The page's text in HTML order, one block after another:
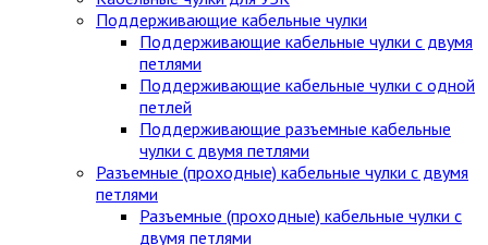
Поддерживающие кабельные чулки
Поддерживающие кабельные чулки с двумя
петлями
Поддерживающие кабельные чулки с одной
петлей
Поддерживающие разъемные кабельные
чулки с двумя петлями
Разъемные (проходные) кабельные чулки с двумя
петлями
Разъемные (проходные) кабельные чулки с
двумя петлями